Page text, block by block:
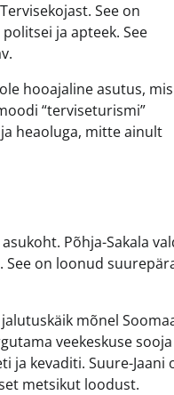
See on
ja apteek. See
hooajaline asutus, mis
“terviseturismi”
heaoluga, mitte ainult
Põhja-Sakala
See on loonud
mõnel
veekeskuse sooja
ja kevaditi. Suure-Jaani
metsikut loodust.